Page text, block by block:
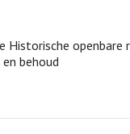
Historische openbare
behoud